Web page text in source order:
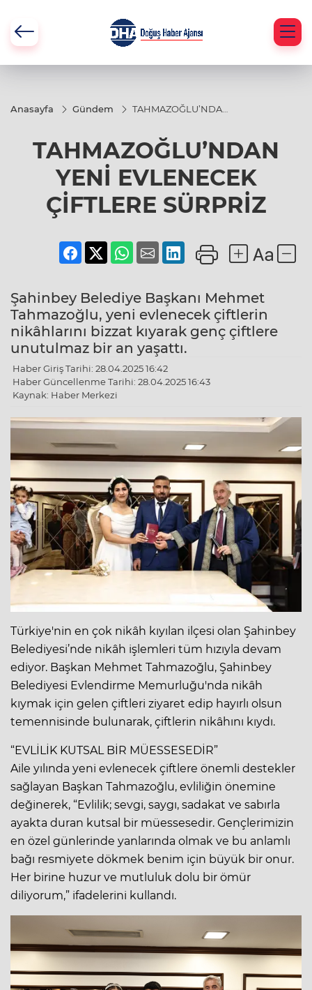
Anasayfa Gündem
TAHMAZOĞLU’NDAN
TAHMAZOĞLU’NDAN
YENİ EVLENECEK
ÇİFTLERE SÜRPRİZ
Şahinbey Belediye Başkanı Mehmet
Tahmazoğlu, yeni evlenecek çiftlerin
nikâhlarını bizzat kıyarak genç çiftlere
unutulmaz bir an yaşattı.
Haber Giriş Tarihi: 28.04.2025 16:42
Haber Güncellenme Tarihi: 28.04.2025 16:43
Kaynak: Haber Merkezi
Türkiye'nin en çok nikâh kıyılan ilçesi olan Şahinbey
Belediyesi’nde nikâh işlemleri tüm hızıyla devam
ediyor. Başkan Mehmet Tahmazoğlu, Şahinbey
Belediyesi Evlendirme Memurluğu'nda nikâh
kıymak için gelen çiftleri ziyaret edip hayırlı olsun
temennisinde bulunarak, çiftlerin nikâhını kıydı.
“EVLİLİK KUTSAL BİR MÜESSESEDİR”
Aile yılında yeni evlenecek çiftlere önemli destekler
sağlayan Başkan Tahmazoğlu, evliliğin önemine
değinerek, “Evlilik; sevgi, saygı, sadakat ve sabırla
ayakta duran kutsal bir müessesedir. Gençlerimizin
en özel günlerinde yanlarında olmak ve bu anlamlı
bağı resmiyete dökmek benim için büyük bir onur.
Her birine huzur ve mutluluk dolu bir ömür
diliyorum,” ifadelerini kullandı.